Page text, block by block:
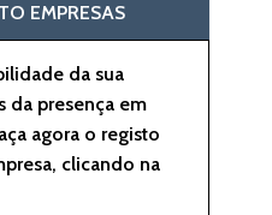
EMPRESAS
da sua
da presença em
agora o registo
clicando na